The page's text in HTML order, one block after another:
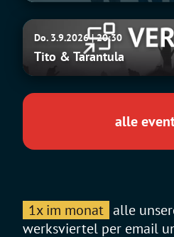
Tito
Tarantula
Do. 3.9.2026 | 20:30
Tito & Tarantula
alle
1x im monat alle
werksviertel per email